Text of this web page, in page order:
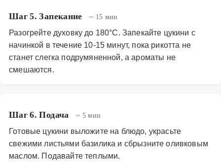
Шаг 5. Запекание ~ 15 мин
Разогрейте духовку до 180°C. Запекайте цукини с
начинкой в течение 10-15 минут, пока рикотта не
станет слегка подрумяненной, а ароматы не
смешаются.
Шаг 6. Подача ~ 5 мин
Готовые цукини выложите на блюдо, украсьте
свежими листьями базилика и сбрызните оливковым
маслом. Подавайте теплыми.